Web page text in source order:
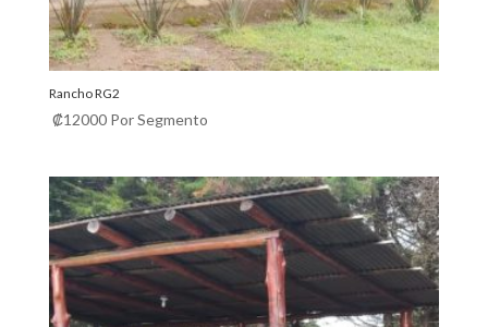
Rancho RG2
₡12000Por Segmento